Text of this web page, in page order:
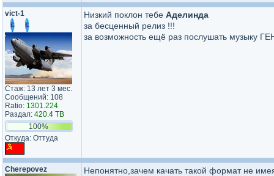
vict-1
Стаж: 13 лет 3 мес.
Сообщений: 108
Ratio: 1301.224
Раздал: 420.4 TB
100%
Откуда: Оттуда
Низкий поклон тебе Аделинда
за бесценный релиз !!!
за возможность ещё раз послушать музыку
Cherepovez
Непонятно,зачем качать такой формат не